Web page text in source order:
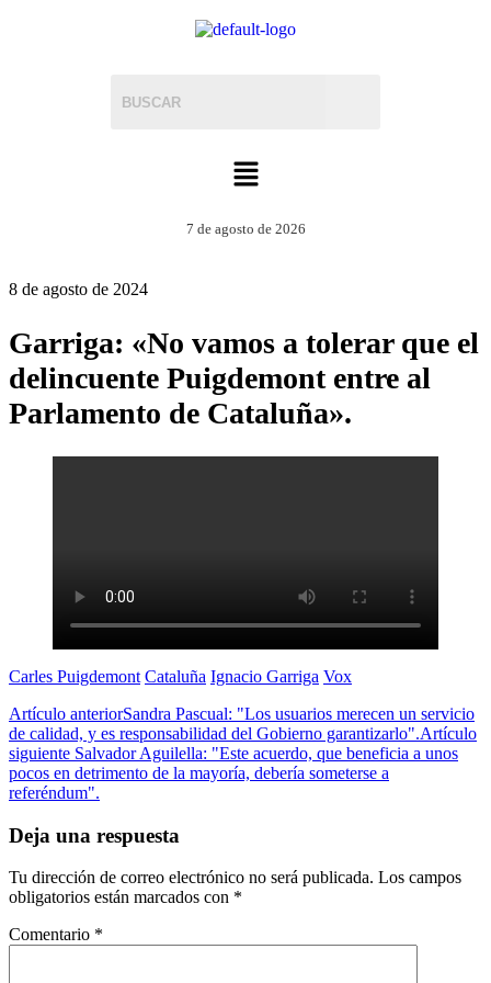
7 de agosto de 2026
8 de agosto de 2024
Garriga: «No vamos a tolerar que el
delincuente Puigdemont entre al
Parlamento de Cataluña».
Carles Puigdemont Cataluña Ignacio Garriga Vox
Artículo anteriorSandra Pascual: "Los usuarios merecen un servicio
de calidad, y es responsabilidad del Gobierno garantizarlo".Artículo
siguiente Salvador Aguilella: "Este acuerdo, que beneficia a unos
pocos en detrimento de la mayoría, debería someterse a
referéndum".
Deja una respuesta
Tu dirección de correo electrónico no será publicada. Los campos
obligatorios están marcados con *
Comentario *